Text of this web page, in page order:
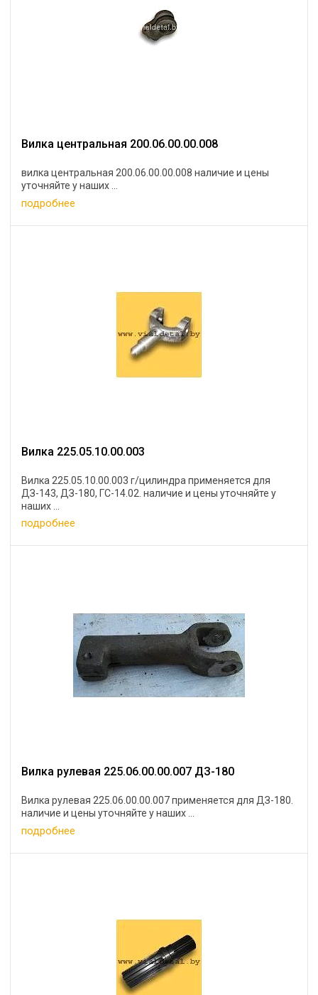
Вилка центральная 200.06.00.00.008
вилка центральная 200.06.00.00.008 наличие и цены
уточняйте у наших ...
подробнее
Вилка 225.05.10.00.003
Вилка 225.05.10.00.003 г/цилиндра применяется для
ДЗ-143, ДЗ-180, ГС-14.02. наличие и цены уточняйте у
наших ...
подробнее
Вилка рулевая 225.06.00.00.007 ДЗ-180
Вилка рулевая 225.06.00.00.007 применяется для ДЗ-180.
наличие и цены уточняйте у наших ...
подробнее